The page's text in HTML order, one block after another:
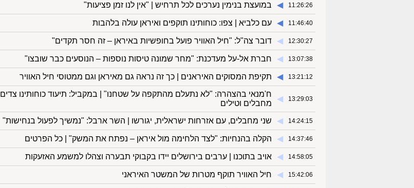
11:26:26
◀︎ במועצת בנימין נערכים לכל תרחיש | "אין לנו זמן פציעות"
11:46:40
◀︎ עם כלביא | צפו: כוחותינו תוקפים ואיראן עולה בלהבות
12:30:27
◀︎ דובר צה"ל: "חיל האוויר פועל בחופשיות באיראן – זה חסר תקדים"
13:07:38
◀︎ חברת אל-על מעדכנת: "מחר שמונה טיסות נוספות – הנוסעים כבר שובצו"
13:21:12
◀︎ תקיפת המסוקים האיראנים | כך זה נראה גם מאיראן וגם ממטוסי חיל האוויר
13:29:03
◀︎
ח'מנאי בהצהרה: "לא נתעלם מהתקפה על שטחנו" | במקביל: תיעוד כוחותינו צדים
מחבלים וטילים
14:24:15
◀︎ שני מחבלים, עם אזרחות ישראלית, יגורשו | השר ארבל: "נמשיך לפעול בנחישות"
14:37:46
◀︎ הקלה בהנחיות: "לצד הלחימה מול איראן – נפתח את המשק" | כל הפרטים
14:58:05
◀︎ אויב בתוכנו | ערבים בירושלים יידו בקבוקי תבערה וצהלו למשמע האזעקות
15:42:06
◀︎ חיל האוויר תוקף מטרות של המשטר האיראני